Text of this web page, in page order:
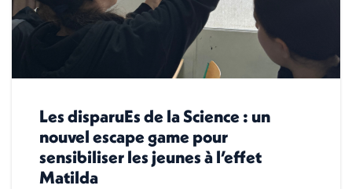
Les disparuEs de la Science : un
nouvel escape game pour
sensibiliser les jeunes à l’effet
Matilda